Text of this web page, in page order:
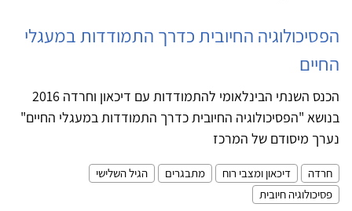
הפסיכולוגיה החיובית כדרך התמודדות במעגלי
החיים
הכנס השנתי הבינלאומי להתמודדות עם דיכאון וחרדה 2016
בנושא "הפסיכולוגיה החיובית כדרך התמודדות במעגלי החיים"
נערך מיסודם של המרכז
חרדה דיכאון ומצבי רוח מתבגרים
הגיל השלישי
פסיכולוגיה חיובית